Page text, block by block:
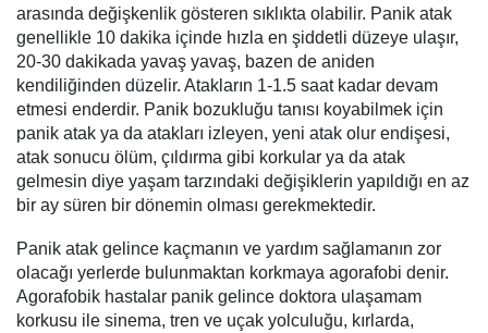
arasında değişkenlik gösteren sıklıkta olabilir. Panik atak
genellikle 10 dakika içinde hızla en şiddetli düzeye ulaşır,
20-30 dakikada yavaş yavaş, bazen de aniden
kendiliğinden düzelir. Atakların 1-1.5 saat kadar devam
etmesi enderdir. Panik bozukluğu tanısı koyabilmek için
panik atak ya da atakları izleyen, yeni atak olur endişesi,
atak sonucu ölüm, çıldırma gibi korkular ya da atak
gelmesin diye yaşam tarzındaki değişiklerin yapıldığı en az
bir ay süren bir dönemin olması gerekmektedir.
Panik atak gelince kaçmanın ve yardım sağlamanın zor
olacağı yerlerde bulunmaktan korkmaya agorafobi denir.
Agorafobik hastalar panik gelince doktora ulaşamam
korkusu ile sinema, tren ve uçak yolculuğu, kırlarda,